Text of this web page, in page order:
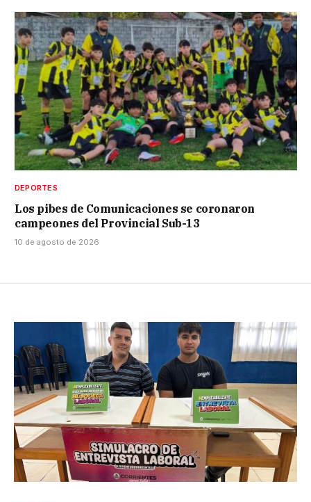
DEPORTES
Los pibes de Comunicaciones se coronaron
campeones del Provincial Sub-13
10 de agosto de 2026